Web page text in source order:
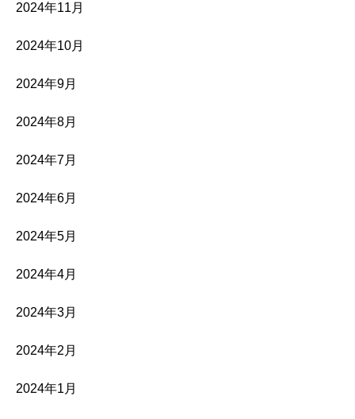
2024年11月
2024年10月
2024年9月
2024年8月
2024年7月
2024年6月
2024年5月
2024年4月
2024年3月
2024年2月
2024年1月